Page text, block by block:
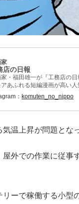
店の日報
・福田雄一が『工務店の
アあふれる短編漫画が高い
： komuten_no_nippo
温上昇が問題とな
屋外での作業に従事
リーで稼働する小型